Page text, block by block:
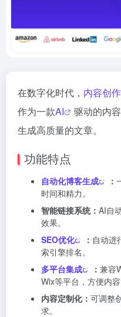
在数字化时代， 内容创作
作为一款AI
驱动的内
生成高质量的文章。
功能特点
自动化博客生成 ：
时间和精力。
智能链接系统： AI自
效果。
SEO优化
： 自动进
索引擎排名。
多平台集成
： 兼容
Wix等平台，方便内容
内容定制化： 可调整
求。